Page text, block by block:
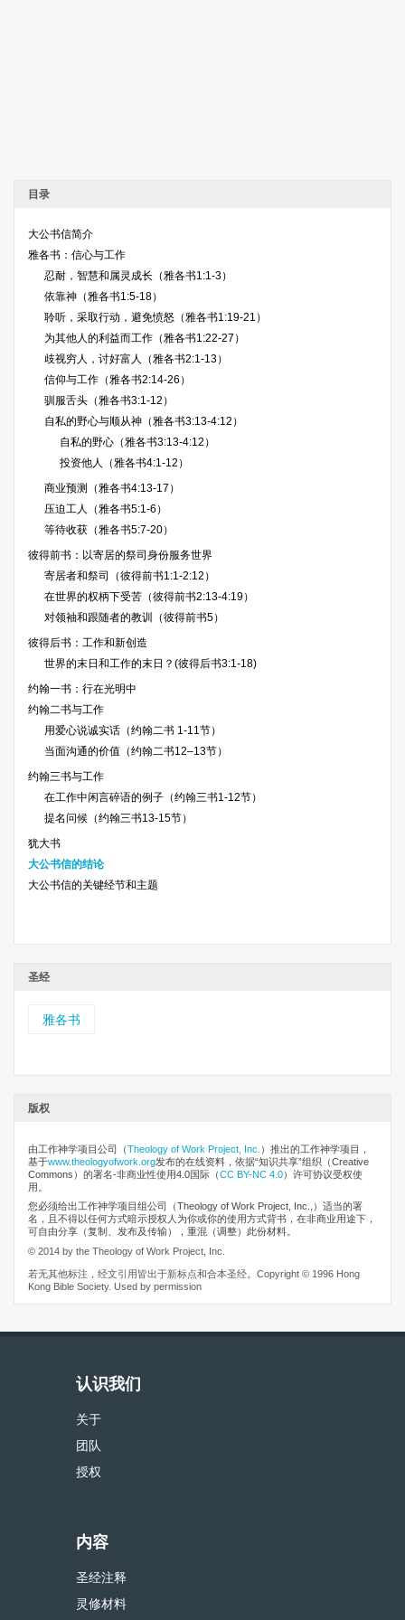
目录
大公书信简介
雅各书：信心与工作
忍耐，智慧和属灵成长（雅各书1:1-3）
依靠神（雅各书1:5-18）
聆听，采取行动，避免愤怒（雅各书1:19-21）
为其他人的利益而工作（雅各书1:22-27）
歧视穷人，讨好富人（雅各书2:1-13）
信仰与工作（雅各书2:14-26）
驯服舌头（雅各书3:1-12）
自私的野心与顺从神（雅各书3:13-4:12）
自私的野心（雅各书3:13-4:12）
投资他人（雅各书4:1-12）
商业预测（雅各书4:13-17）
压迫工人（雅各书5:1-6）
等待收获（雅各书5:7-20）
彼得前书：以寄居的祭司身份服务世界
寄居者和祭司（彼得前书1:1-2:12）
在世界的权柄下受苦（彼得前书2:13-4:19）
对领袖和跟随者的教训（彼得前书5）
彼得后书：工作和新创造
世界的末日和工作的末日？(彼得后书3:1-18)
约翰一书：行在光明中
约翰二书与工作
用爱心说诚实话（约翰二书 1-11节）
当面沟通的价值（约翰二书12–13节）
约翰三书与工作
在工作中闲言碎语的例子（约翰三书1-12节）
提名问候（约翰三书13-15节）
犹大书
大公书信的结论
大公书信的关键经节和主题
圣经
雅各书
版权
由工作神学项目公司 （Theology of Work Project, Inc. ）推出的工作神学项目，
基于www.theologyofwork.org发布的在线资料，依据“知识共享”组织（Creative
Commons）的署名-非商业性使用4.0国际（CC BY-NC 4.0）许可协议受权使
用。
您必须给出工作神学项目组公司（Theology of Work Project, Inc.,）适当的署
名，且不得以任何方式暗示授权人为你或你的使用方式背书，在非商业用途下，
可自由分享（复制、发布及传输），重混（调整）此份材料。
© 2014 by the Theology of Work Project, Inc.
若无其他标注，经文引用皆出于新标点和合本圣经。Copyright © 1996 Hong
Kong Bible Society. Used by permission
认识我们
关于
团队
授权
内容
圣经注释
灵修材料